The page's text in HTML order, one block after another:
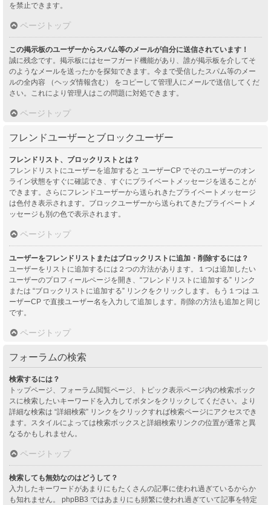
を禁止できます。
ページトップ
この掲示板のユーザーからスパム等のメールが自分に送信されています！
誠に残念です。掲示板にはセーフガード機能があり、誰が掲示板を介してそ
のようなメールを送ったかを探知できます。今まで受信したスパム等のメー
ルの全内容 （ヘッダ情報含む） をコピーして管理人にメールで送信してくだ
さい。これにより管理人はこの問題に対処できます。
ページトップ
フレンドユーザーとブロックユーザー
フレンドリスト、ブロックリストとは？
フレンドリストにユーザーを追加すると ユーザーCP でそのユーザーのオン
ライン状態をすぐに確認でき、すぐにプライベートメッセージを送ることが
できます。さらにフレンドユーザーから送られきたプライベートメッセージ
は色付き表示されます。ブロックユーザーから送られてきたプライベートメ
ッセージも別の色で表示されます。
ページトップ
ユーザーをフレンドリストまたはブロックリストに追加・削除するには？
ユーザーをリストに追加するには２つの方法があります。１つは追加したい
ユーザーのプロフィールページを開き、“フレンドリストに追加する” リンク
または “ブロックリストに追加する” リンクをクリックします。もう１つは ユ
ーザーCP で直接ユーザー名を入力して追加します。削除の方法も追加と同じ
です。
ページトップ
フォーラムの検索
検索するには？
トップページ、フォーラム閲覧ページ、トピック表示ページ内の検索ボック
スに検索したいキーワードを入力してボタンをクリックしてください。より
詳細な検索は “詳細検索” リンクをクリックすれば検索ページにアクセスでき
ます。スタイルによっては検索ボックスと詳細検索リンクの位置が通常と異
なるかもしれません。
ページトップ
検索しても無効なのはどうして？
入力したキーワードがあまりにもたくさんの記事に使われ過ぎているからか
も知れません。 phpBB3 ではあまりにも頻繁に使われ過ぎていて記事を特定